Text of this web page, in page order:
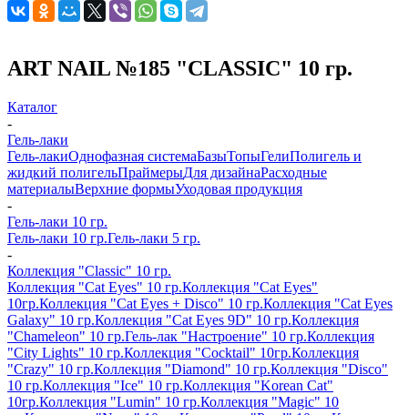
ART NAIL №185 "CLASSIC" 10 гр.
Каталог
-
Гель-лаки
Гель-лакиОднофазная системаБазыТопыГелиПолигель и
жидкий полигельПраймерыДля дизайнаРасходные
материалыВерхние формыУходовая продукция
-
Гель-лаки 10 гр.
Гель-лаки 10 гр.Гель-лаки 5 гр.
-
Коллекция "Classic" 10 гр.
Коллекция "Cat Eyes" 10 гр.Коллекция "Cat Eyes"
10гр.Коллекция "Cat Eyes + Disco" 10 гр.Коллекция "Cat Eyes
Galaxy" 10 гр.Коллекция "Cat Eyes 9D" 10 гр.Коллекция
"Chameleon" 10 гр.Гель-лак "Настроение" 10 гр.Коллекция
"City Lights" 10 гр.Коллекция "Cocktail" 10гр.Коллекция
"Crazy" 10 гр.Коллекция "Diamond" 10 гр.Коллекция "Disco"
10 гр.Коллекция "Ice" 10 гр.Коллекция "Korean Cat"
10гр.Коллекция "Lumin" 10 гр.Коллекция "Magic" 10